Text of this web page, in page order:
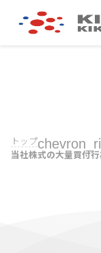
トップ
当社株式の大量買付